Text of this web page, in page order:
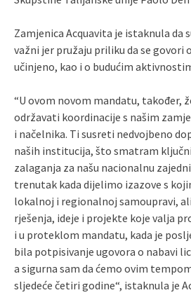
Zamjenica Acquavita je istaknula da
važni jer pružaju priliku da se govori
učinjeno, kao i o budućim
“U ovom novom mandatu, također,
održavati koordinacije s našim
i načelnika. Ti susreti nedvojbeno
naših institucija, što smatram
zalaganja za našu nacionalnu
trenutak kada dijelimo izazove s
lokalnoj i regionalnoj samoupravi,
rješenja, ideje i projekte koje valja
i u proteklom mandatu, kada je
bila potpisivanje ugovora o nabavi
a sigurna sam da ćemo ovim
sljedeće četiri godine“, istaknula je